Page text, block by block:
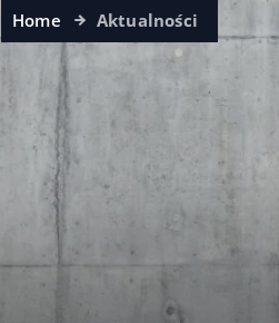
Home Aktualności